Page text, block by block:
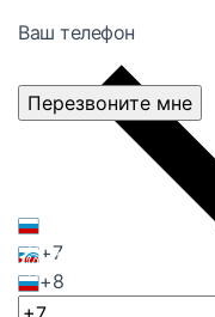
Ваш телефон
+7
+8
Перезвоните мне